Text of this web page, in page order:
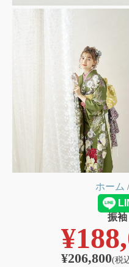
ホーム
振袖
¥
¥206,800(税